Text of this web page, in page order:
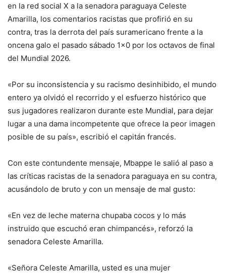
en la red social X a la senadora paraguaya Celeste
Amarilla, los comentarios racistas que profirió en su
contra, tras la derrota del país suramericano frente a la
oncena galo el pasado sábado 1×0 por los octavos de final
del Mundial 2026.
«Por su inconsistencia y su racismo desinhibido, el mundo
entero ya olvidó el recorrido y el esfuerzo histórico que
sus jugadores realizaron durante este Mundial, para dejar
lugar a una dama incompetente que ofrece la peor imagen
posible de su país», escribió el capitán francés.
Con este contundente mensaje, Mbappe le salió al paso a
las críticas racistas de la senadora paraguaya en su contra,
acusándolo de bruto y con un mensaje de mal gusto:
«En vez de leche materna chupaba cocos y lo más
instruido que escuchó eran chimpancés», reforzó la
senadora Celeste Amarilla.
«Señora Celeste Amarilla, usted es una mujer